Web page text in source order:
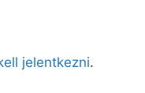
jelentkezni.